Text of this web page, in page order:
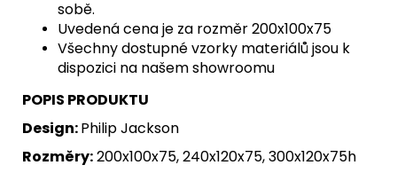
sobě.
Uvedená cena je za rozměr 200x100x75
Všechny dostupné vzorky materiálů jsou k
dispozici na našem showroomu
POPIS PRODUKTU
Design:Philip Jackson
Rozměry:200x100x75, 240x120x75, 300x120x75h